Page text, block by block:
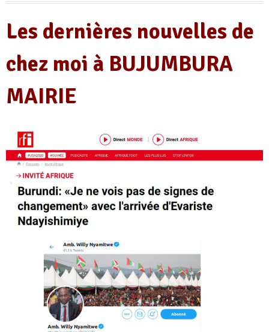
Les dernières nouvelles de
chez moi à BUJUMBURA
MAIRIE